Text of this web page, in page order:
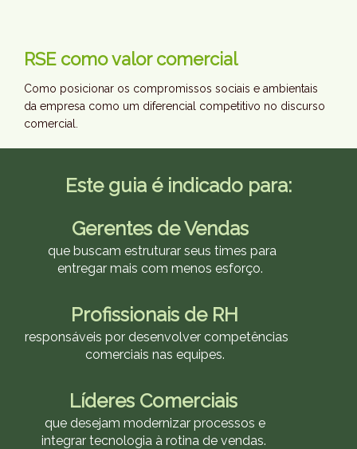
RSE como valor comercial
Como posicionar os compromissos sociais e ambientais
da empresa como um diferencial competitivo no discurso
comercial.
Este guia é indicado para:
Gerentes de Vendas
que buscam estruturar seus times para
entregar mais com menos esforço.
Profissionais de RH
responsáveis por desenvolver competências
comerciais nas equipes.
Líderes Comerciais
que desejam modernizar processos e
integrar tecnologia à rotina de vendas.